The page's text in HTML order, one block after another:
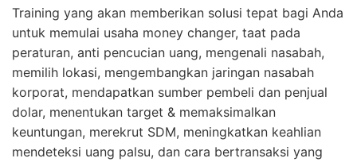
Training yang akan memberikan solusi tepat bagi Anda
untuk memulai usaha money changer, taat pada
peraturan, anti pencucian uang, mengenali nasabah,
memilih lokasi, mengembangkan jaringan nasabah
korporat, mendapatkan sumber pembeli dan penjual
dolar, menentukan target & memaksimalkan
keuntungan, merekrut SDM, meningkatkan keahlian
mendeteksi uang palsu, dan cara bertransaksi yang